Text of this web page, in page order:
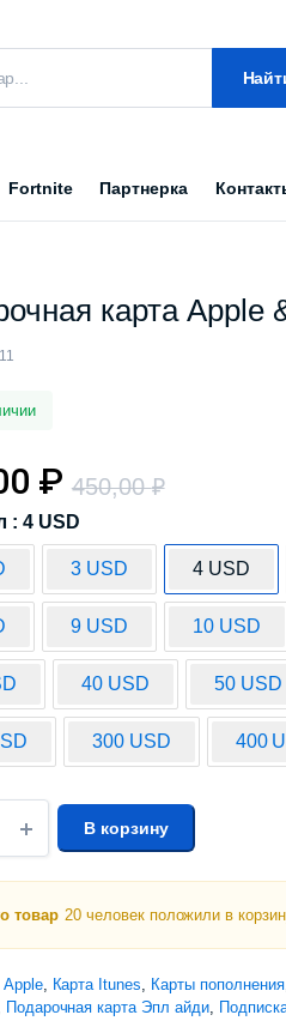
Fortnite Партнерка
карта Apple
450,00₽
₽
: 4 USD
3 USD 4 USD
9 USD 10 USD
40 USD 50 USD
300 USD 400
В корзину
товар 20 человек положили в
Apple, Карта Itunes, Карты пополнения
Подарочная карта Эпл айди,